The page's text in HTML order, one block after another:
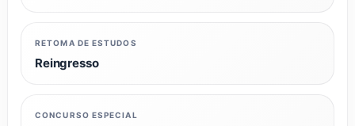
RETOMA DE ESTUDOS
Reingresso
CONCURSO ESPECIAL